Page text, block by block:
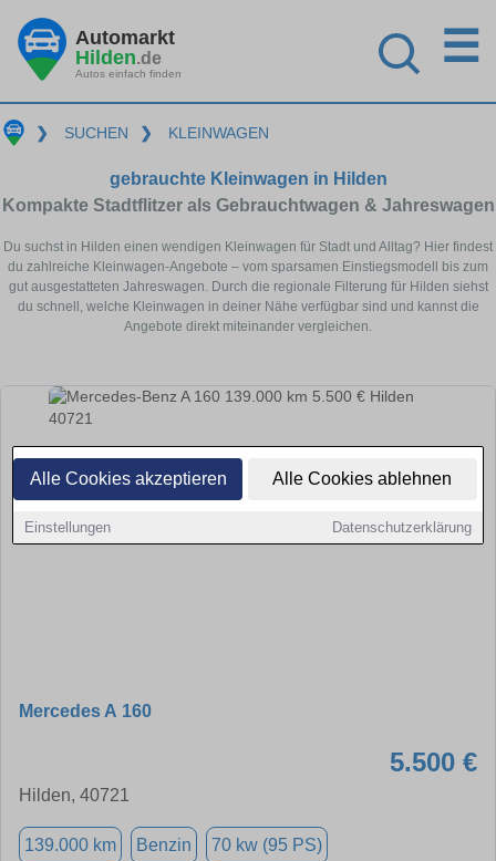
Alle Cookies akzeptieren Alle Cookies ablehnen
Einstellungen Datenschutzerklärung
Automarkt
Hilden.de
Autos einfach finden
☰
❯ SUCHEN ❯ KLEINWAGEN
gebrauchte Kleinwagen in Hilden
Kompakte Stadtflitzer als Gebrauchtwagen & Jahreswagen
Du suchst in Hilden einen wendigen Kleinwagen für Stadt und Alltag? Hier findest
du zahlreiche Kleinwagen-Angebote – vom sparsamen Einstiegsmodell bis zum
gut ausgestatteten Jahreswagen. Durch die regionale Filterung für Hilden siehst
du schnell, welche Kleinwagen in deiner Nähe verfügbar sind und kannst die
Angebote direkt miteinander vergleichen.
Mercedes A 160
5.500 €
Hilden, 40721
139.000 km Benzin 70 kw (95 PS)